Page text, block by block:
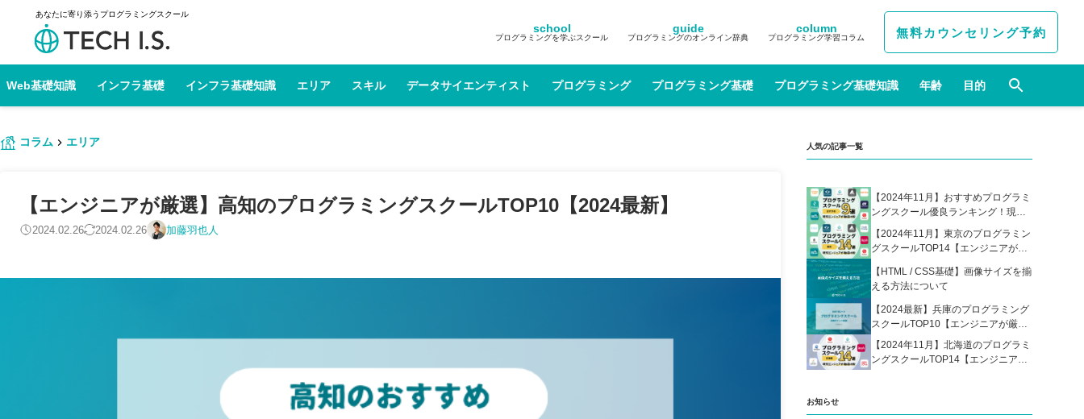
あなたに寄り添うプログラミングスクール
school
プログラミングを学ぶスクール
guide
プログラミングのオンライン辞典
column
プログラミング学習コラム 無料カウンセリング予約
Web基礎知識 インフラ基礎 インフラ基礎知識 エリア スキル データサイエンティスト プログラミング プログラミング基礎 プログラミング基礎知識 年齢 目的
コラム エリア
【エンジニアが厳選】高知のプログラミングスクールTOP10【2024最新】
2024.02.26 2024.02.26 加藤羽也人
人気の記事一覧
【2024年11月】おすすめプログラミ
ングスクール優良ランキング！現役
エンジニアが選んだ人気プログラミ
ングスクールの比較表あり
【2024年11月】東京のプログラミン
グスクールTOP14【エンジニアが厳
【HTML / CSS基礎】画像サイズを揃
える方法について
【2024最新】兵庫のプログラミング
スクールTOP10【エンジニアが厳
選】
【2024年11月】北海道のプログラミ
ングスクールTOP14【エンジニアが
お知らせ